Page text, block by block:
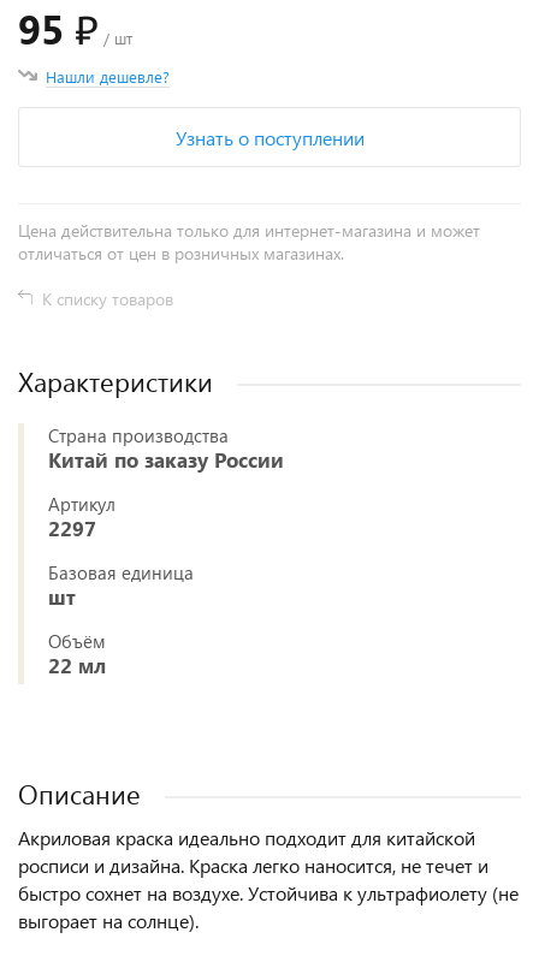
95 ₽ / шт
Нашли дешевле?
Узнать о поступлении
Цена действительна только для интернет-магазина и может
отличаться от цен в розничных магазинах.
К списку товаров
Характеристики
Страна производства
Китай по заказу России
Артикул
2297
Базовая единица
шт
Объём
22 мл
Описание
Акриловая краска идеально подходит для китайской
росписи и дизайна. Краска легко наносится, не течет и
быстро сохнет на воздухе. Устойчива к ультрафиолету (не
выгорает на солнце).